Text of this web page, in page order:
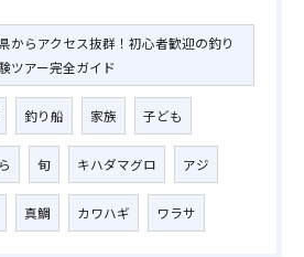
からアクセス抜群！初心者歓迎の釣り
ツアー完全ガイド
釣り船 家族 子ども
旬 キハダマグロ アジ
真鯛 カワハギ ワラサ